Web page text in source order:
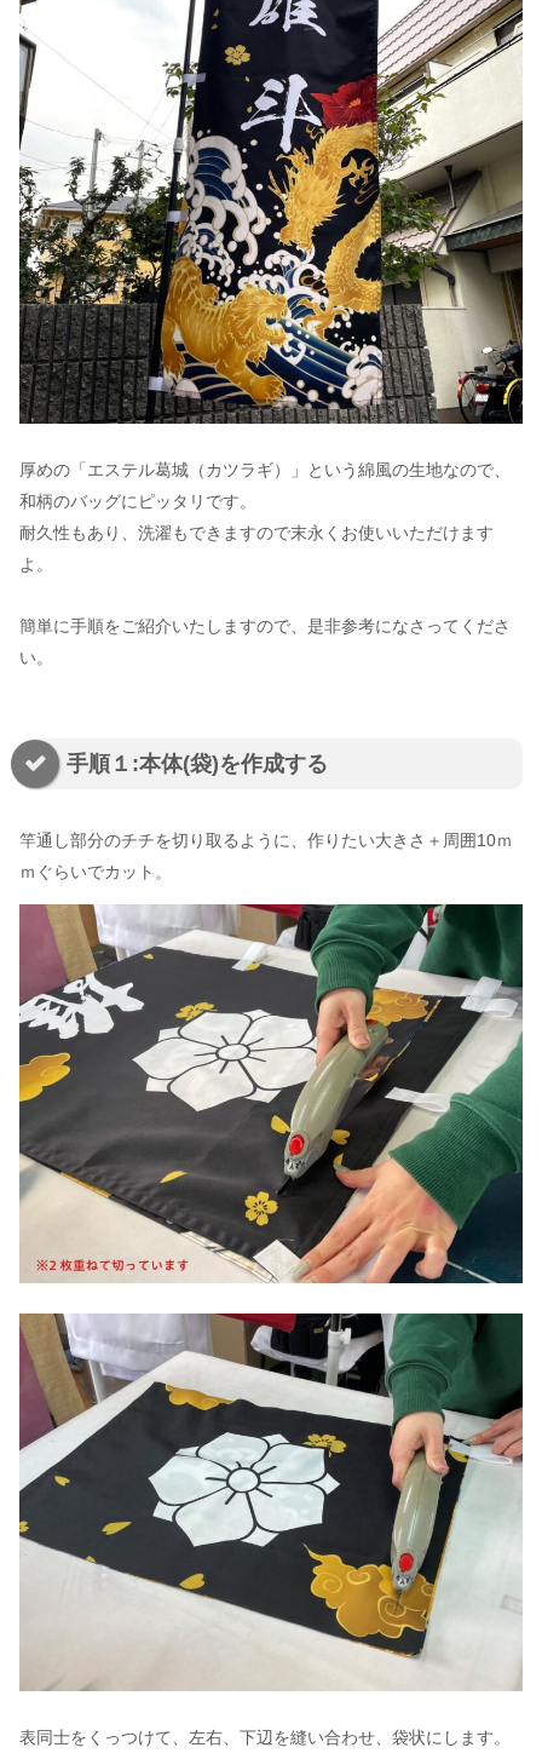
厚めの「エステル葛城（カツラギ）」という綿風の生地なので、
和柄のバッグにピッタリです。
耐久性もあり、洗濯もできますので末永くお使いいただけます
よ。
簡単に手順をご紹介いたしますので、是非参考になさってくださ
い。
手順１:本体(袋)を作成する
竿通し部分のチチを切り取るように、作りたい大きさ＋周囲10ｍ
ｍぐらいでカット。
表同士をくっつけて、左右、下辺を縫い合わせ、袋状にします。